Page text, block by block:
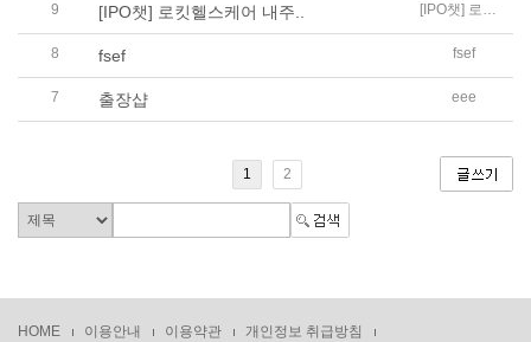
9 [IPO챗] 로킷헬스케어 내주.. [IPO챗] 로킷헬스케어 내주 코스닥 상장…달바글로벌·인투셀 일반청약
8 fsef fsef
7 출장샵 eee
1 2
HOME 이용안내 이용약관
개인정보 취급방침